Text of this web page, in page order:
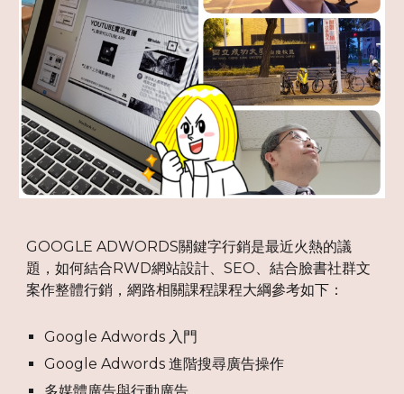
GOOGLE ADWORDS關鍵字行銷是最近火熱的議
題，如何結合RWD網站設計、SEO、結合臉書社群文
案作整體行銷，網路相關課程課程大綱參考如下：
Google Adwords 入門
Google Adwords 進階搜尋廣告操作